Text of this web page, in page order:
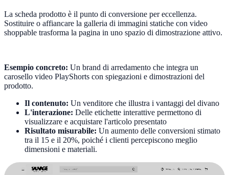
La scheda prodotto è il punto di conversione per eccellenza.
Sostituire o affiancare la galleria di immagini statiche con video
shoppable trasforma la pagina in uno spazio di dimostrazione attivo.
Esempio concreto: Un brand di arredamento che integra un
carosello video PlayShorts con spiegazioni e dimostrazioni del
prodotto.
Il contenuto: Un venditore che illustra i vantaggi del divano
L'interazione: Delle etichette interattive permettono di
visualizzare e acquistare l'articolo presentato
Risultato misurabile: Un aumento delle conversioni stimato
tra il 15 e il 20%, poiché i clienti percepiscono meglio
dimensioni e materiali.